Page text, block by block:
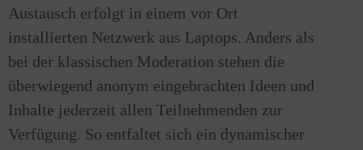
Austausch erfolgt in einem vor Ort
installierten Netzwerk aus Laptops. Anders als
bei der klassischen Moderation stehen die
überwiegend anonym eingebrachten Ideen und
Inhalte jederzeit allen Teilnehmenden zur
Verfügung. So entfaltet sich ein dynamischer